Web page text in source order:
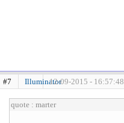
#7 Illuminator12-09-2015 - 16:57:48
quote : marter